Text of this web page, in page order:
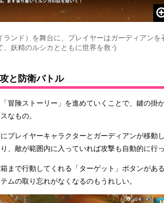
ランド）を舞台に、プレイヤーはガーディアンを
、妖精のルシカとともに世界を救う
と防衛バトル
冒険ストーリー」を進めていくことで、鍵の掛
なもの。
プレイヤーキャラクターとガーディアンが移動
、敵が範囲内に入っていれば攻撃も自動的に行っ
まで行動してくれる「ターゲット」ボタンがあ
ムの取り忘れがなくなるのもうれしい。